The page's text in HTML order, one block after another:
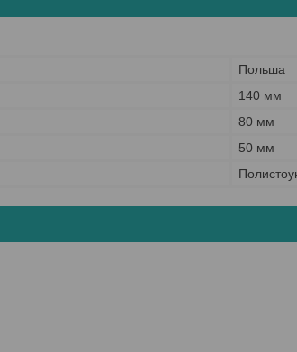
Польша
140 мм
80 мм
50 мм